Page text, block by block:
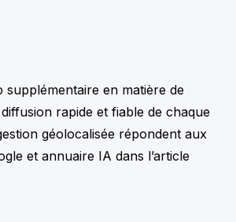
en matière de
rapide et fiable de chaque
géolocalisée répondent aux
et annuaire IA dans l’article